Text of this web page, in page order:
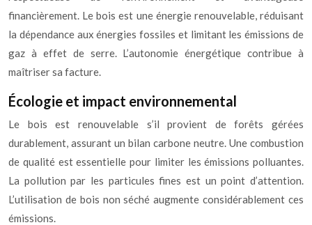
financièrement. Le bois est une énergie renouvelable, réduisant
la dépendance aux énergies fossiles et limitant les émissions de
gaz à effet de serre. L’autonomie énergétique contribue à
maîtriser sa facture.
Écologie et impact environnemental
Le bois est renouvelable s’il provient de forêts gérées
durablement, assurant un bilan carbone neutre. Une combustion
de qualité est essentielle pour limiter les émissions polluantes.
La pollution par les particules fines est un point d’attention.
L’utilisation de bois non séché augmente considérablement ces
émissions.